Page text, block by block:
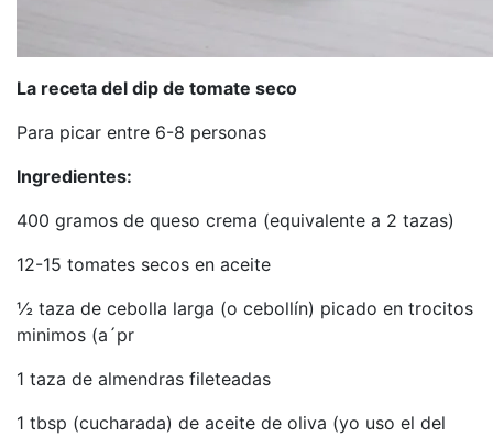
La receta del dip de tomate seco
Para picar entre 6-8 personas
Ingredientes:
400 gramos de queso crema (equivalente a 2 tazas)
12-15 tomates secos en aceite
½ taza de cebolla larga (o cebollín) picado en trocitos
minimos (a´pr
1 taza de almendras fileteadas
1 tbsp (cucharada) de aceite de oliva (yo uso el del